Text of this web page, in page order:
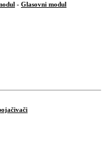
- Glasovni modul